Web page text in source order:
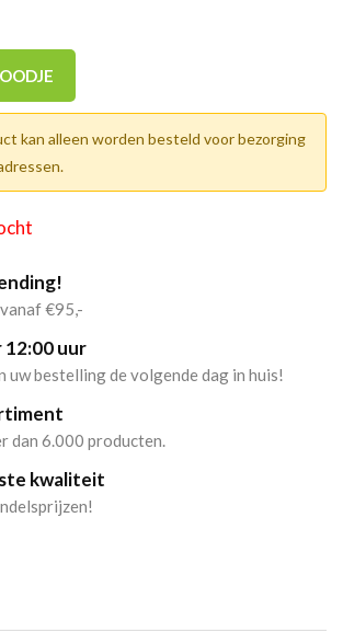
kan alleen worden besteld voor bezorging
€95,-
uur
uw bestelling de volgende dag in huis!
dan 6.000 producten.
kwaliteit